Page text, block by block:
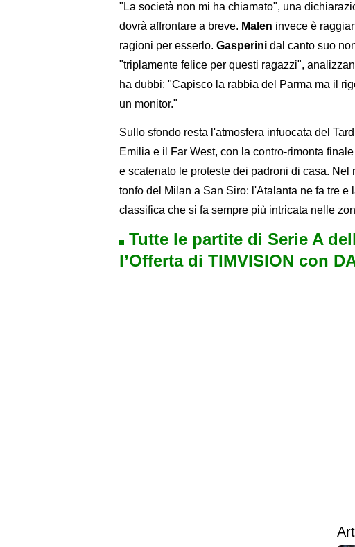
"La società non mi ha chiamato", una
dovrà affrontare a breve. Malen invece è
ragioni per esserlo. Gasperini dal canto suo
"triplamente felice per questi ragazzi",
ha dubbi: "Capisco la rabbia del Parma ma il
un monitor."
Sullo sfondo resta l'atmosfera infuocata del
Emilia e il Far West, con la contro-rimonta
e scatenato le proteste dei padroni di casa. Nel
tonfo del Milan a San Siro: l'Atalanta ne fa tre
classifica che si fa sempre più intricata nelle
Tutte le partite di Serie A
l’Offerta di TIMVISION con